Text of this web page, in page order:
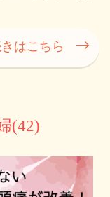
はこちら
(42)